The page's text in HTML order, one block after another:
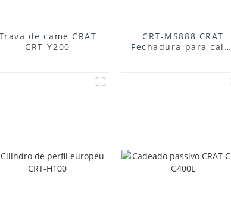
de came CRAT
CRT-Y200
CRT-MS888 CRAT
Fechadura para caixa